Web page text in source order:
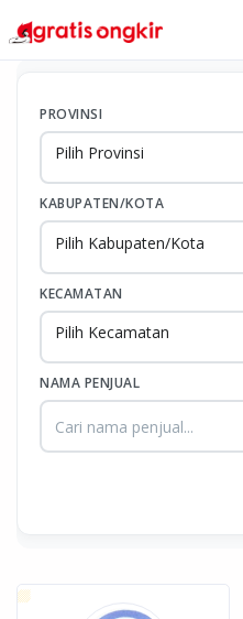
PROVINSI
Pilih Provinsi
KABUPATEN/KOTA
Pilih Kabupaten/Kota
KECAMATAN
Pilih Kecamatan
NAMA PENJUAL